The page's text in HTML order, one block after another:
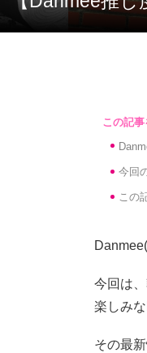
今回
この
今回は
楽しみ
その最